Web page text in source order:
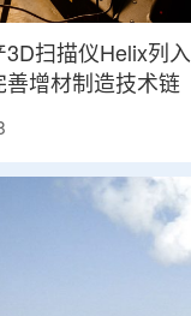
扫描仪Helix列
善增材制造技术链